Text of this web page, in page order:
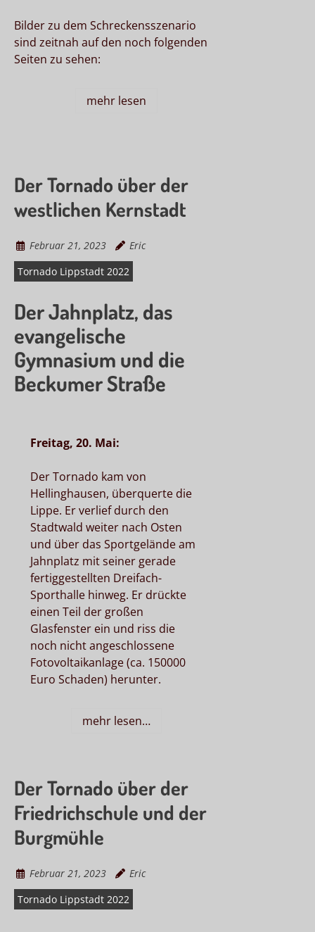
Bilder zu dem Schreckensszenario
sind zeitnah auf den noch folgenden
Seiten zu sehen:
mehr lesen
Der Tornado über der
westlichen Kernstadt
Februar 21, 2023
Eric
Tornado Lippstadt 2022
Der Jahnplatz, das
evangelische
Gymnasium und die
Beckumer Straße
Freitag, 20. Mai:
Der Tornado kam von
Hellinghausen, überquerte die
Lippe. Er verlief durch den
Stadtwald weiter nach Osten
und über das Sportgelände am
Jahnplatz mit seiner gerade
fertiggestellten Dreifach-
Sporthalle hinweg. Er drückte
einen Teil der großen
Glasfenster ein und riss die
noch nicht angeschlossene
Fotovoltaikanlage (ca. 150000
Euro Schaden) herunter.
mehr lesen…
Der Tornado über der
Friedrichschule und der
Burgmühle
Februar 21, 2023
Eric
Tornado Lippstadt 2022